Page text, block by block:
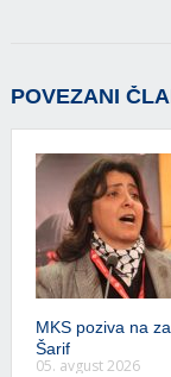
POVEZANI
MKS poziva na
Šarif
05. avgust 2026